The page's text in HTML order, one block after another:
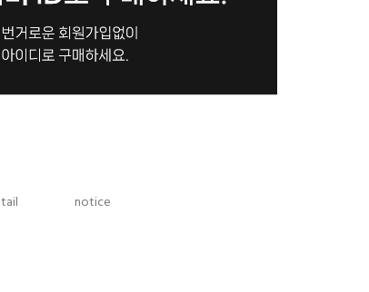
notice